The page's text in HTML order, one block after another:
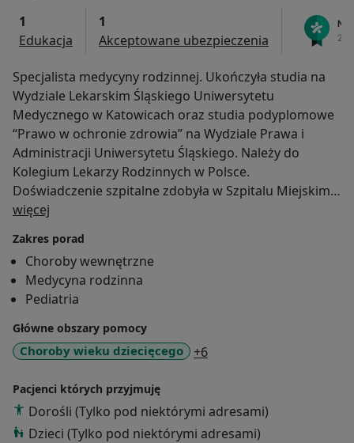
1
Edukacja
1
Akceptowane ubezpieczenia
Specjalista medycyny rodzinnej. Ukończyła studia na
Wydziale Lekarskim Śląskiego Uniwersytetu
Medycznego w Katowicach oraz studia podyplomowe
“Prawo w ochronie zdrowia” na Wydziale Prawa i
Administracji Uniwersytetu Śląskiego. Należy do
Kolegium Lekarzy Rodzinnych w Polsce.
Doświadczenie szpitalne zdobyła w Szpitalu Miejskim
w Rudzie Śląskiej oraz w Oddziale Niemowlęcym i
oddaje się opiece ambulatoryjnej nad pacjentami
pediatrycznymi oraz dorosłymi. Priorytetem jest dla
mnie leczenie zgodne z najnowszymi wytycznymi oraz
ograniczanie niepotrzebnej antybiotykoterapii.
Nieustannie poszerza swoją wiedzę i kompetencje
biorąc udział w licznych kursach i konferencjach.
więcej
Zakres porad
Choroby wewnętrzne
Medycyna rodzinna
Pediatria
Główne obszary pomocy
Choroby wieku dziecięcego +6a11y_sr_more_diseases
Pacjenci których przyjmuję
Dorośli (Tylko pod niektórymi adresami)
Dzieci (Tylko pod niektórymi adresami)